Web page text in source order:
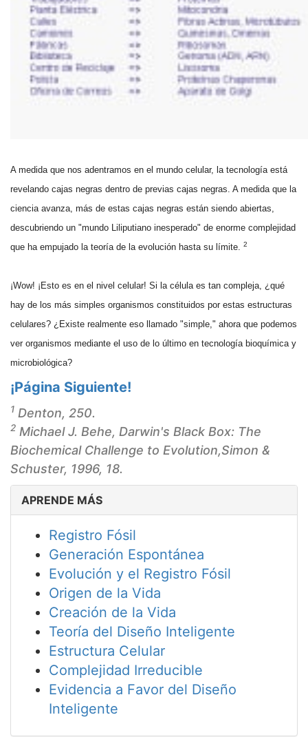
A medida que nos adentramos en el mundo celular, la tecnología está
revelando cajas negras dentro de previas cajas negras. A medida que la
ciencia avanza, más de estas cajas negras están siendo abiertas,
descubriendo un "mundo Liliputiano inesperado" de enorme complejidad
que ha empujado la teoría de la evolución hasta su límite. 2
¡Wow! ¡Esto es en el nivel celular! Si la célula es tan compleja, ¿qué
hay de los más simples organismos constituidos por estas estructuras
celulares? ¿Existe realmente eso llamado "simple," ahora que podemos
ver organismos mediante el uso de lo último en tecnología bioquímica y
microbiológica?
¡Página Siguiente!
1 Denton, 250.
2 Michael J. Behe, Darwin's Black Box: The
Biochemical Challenge to Evolution,Simon &
Schuster, 1996, 18.
APRENDE MÁS
Registro Fósil
Generación Espontánea
Evolución y el Registro Fósil
Origen de la Vida
Creación de la Vida
Teoría del Diseño Inteligente
Estructura Celular
Complejidad Irreducible
Evidencia a Favor del Diseño
Inteligente